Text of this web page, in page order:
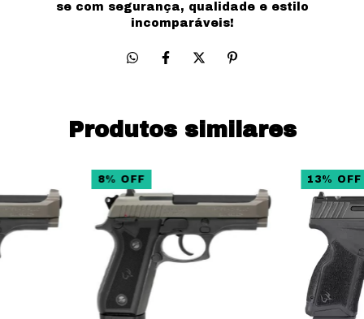
se com segurança, qualidade e estilo
incomparáveis!
Produtos similares
8% OFF 13% OFF